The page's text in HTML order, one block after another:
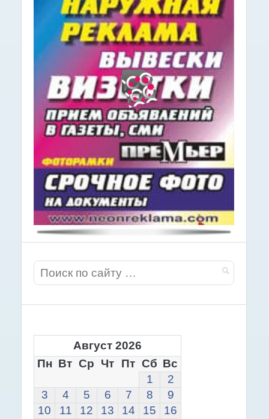
Август 2026
Пн Вт Ср Чт Пт Сб Вс
1
2
3
4 5 6 7 8
9
10
11 12 13 14 15
16